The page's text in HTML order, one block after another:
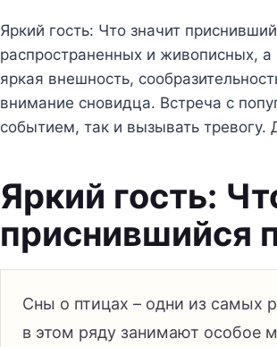
Яркий гость: Что значит
распространенных и живописных,
яркая внешность,
внимание сновидца. Встреча с
событием, так и вызывать
Яркий гость:
приснившийся
Сны о птицах – одни из самых
в этом ряду занимают особое